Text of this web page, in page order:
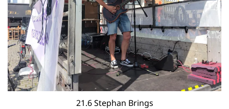
21.6 Stephan Brings